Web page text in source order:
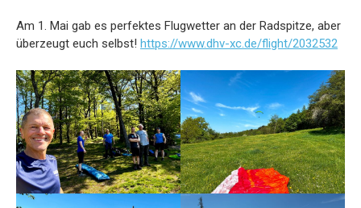
Am 1. Mai gab es perfektes Flugwetter an der Radspitze, aber
überzeugt euch selbst! https://www.dhv-xc.de/flight/2032532